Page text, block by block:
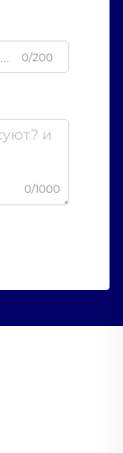
0/200
0/1000